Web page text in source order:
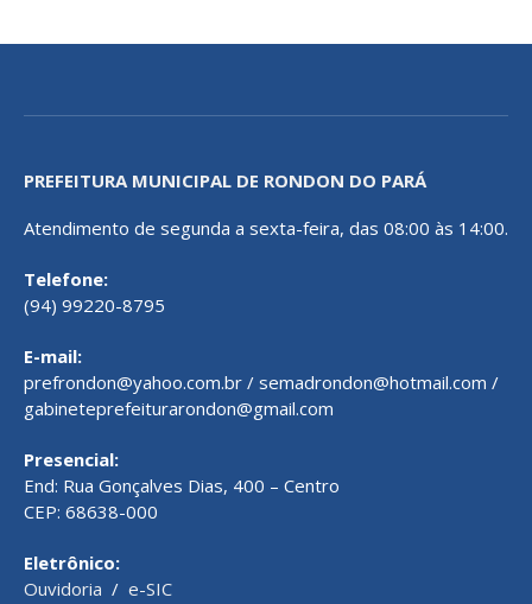
PREFEITURA MUNICIPAL DE RONDON DO PARÁ
Atendimento de segunda a sexta-feira, das 08:00 às 14:00.
Telefone:
(94) 99220-8795
E-mail:
prefrondon@yahoo.com.br / semadrondon@hotmail.com /
gabineteprefeiturarondon@gmail.com
Presencial:
End: Rua Gonçalves Dias, 400 – Centro
CEP: 68638-000
Eletrônico:
Ouvidoria / e-SIC